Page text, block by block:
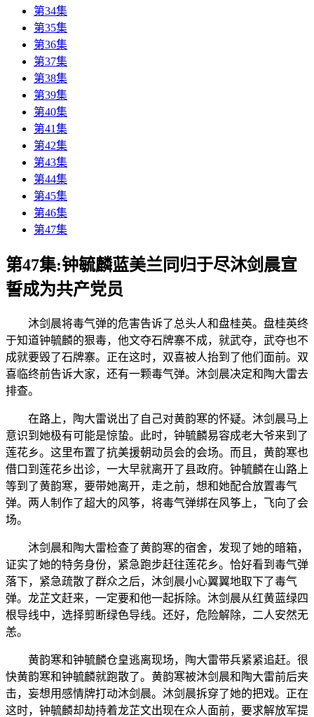
第34集
第35集
第36集
第37集
第38集
第39集
第40集
第41集
第42集
第43集
第44集
第45集
第46集
第47集
第47集:钟毓麟蓝美兰同归于尽沐剑晨宣
誓成为共产党员
沐剑晨将毒气弹的危害告诉了总头人和盘桂英。盘桂英终
于知道钟毓麟的狠毒，他文夺石牌寨不成，就武夺，武夺也不
成就要毁了石牌寨。正在这时，双喜被人抬到了他们面前。双
喜临终前告诉大家，还有一颗毒气弹。沐剑晨决定和陶大雷去
排查。
在路上，陶大雷说出了自己对黄韵寒的怀疑。沐剑晨马上
意识到她极有可能是惊蛰。此时，钟毓麟易容成老大爷来到了
莲花乡。这里布置了抗美援朝动员会的会场。而且，黄韵寒也
借口到莲花乡出诊，一大早就离开了县政府。钟毓麟在山路上
等到了黄韵寒，要带她离开，走之前，想和她配合放置毒气
弹。两人制作了超大的风筝，将毒气弹绑在风筝上，飞向了会
场。
沐剑晨和陶大雷检查了黄韵寒的宿舍，发现了她的暗箱，
证实了她的特务身份，紧急跑步赶往莲花乡。恰好看到毒气弹
落下，紧急疏散了群众之后，沐剑晨小心翼翼地取下了毒气
弹。龙芷文赶来，一定要和他一起拆除。沐剑晨从红黄蓝绿四
根导线中，选择剪断绿色导线。还好，危险解除，二人安然无
恙。
黄韵寒和钟毓麟仓皇逃离现场，陶大雷带兵紧紧追赶。很
快黄韵寒和钟毓麟就跑散了。黄韵寒被沐剑晨和陶大雷前后夹
击，妄想用感情牌打动沐剑晨。沐剑晨拆穿了她的把戏。正在
这时，钟毓麟却劫持着龙芷文出现在众人面前，要求解放军提